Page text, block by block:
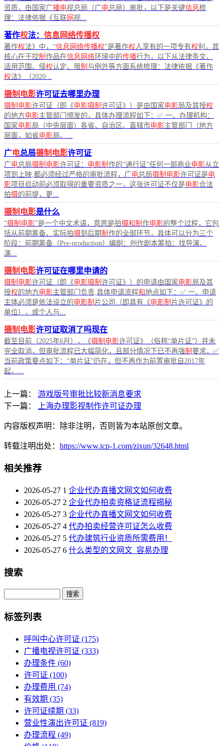
资质，由国家广播电视总局（广电总局）审批，以下是关键信息梳
理：法律依据《互联网 视...
著作权法： 信息网络传播权
著作权法》中，“信息网络传播权”是著作权人享有的一项专有权利，其
核心在于控制 作品在信息网络环境中的传播行为，以下从法律条文、
适用范围、侵权认定、限制 与例外等方面系统梳理：法律依据《著作
权法》（2020...
摄制电影许可证去哪里办理
摄制电影许可证（即《电影摄制 许可证》）是由国家电影局及其授权
的地方电影主管部门颁发的，具体办理流程如下：✅ 一、办理机构：
国家电影局（中央层面）各省、自治区、直辖市电影主管部门（地方
层面，如省电影局、...
广电总局摄制电影许可证
广电总局摄制电影许可证： 电影制 作的“通行证”任何一部商业电影从立
项到上映,都必须经过严格的审批流程，广电总局摄制电影许可证是电
影项目启动前必须取得的重要资质之一，这张许可证不仅是电影合法
拍摄的前提，更...
摄制电影是什么
“摄制电影”是一个中文术语，意思是拍摄和制 作电影的整个过程，它包
括从前期筹备、实际拍摄到后期制 作的全部环节，具体可以分为三个
阶段：前期筹备（Pre-production）编剧：创作剧本筹拍：找导演、
演...
摄制电影许可证在哪里申请的
摄制电影许可证（即《电影摄制 许可证》）的申请由国家电影局及其
授权的地方电影主管部门负责,具体申请流程和地点如下：✅ 一、申请
主体必须是依法设立的电影制 片公司（即具有《电影制 片许可证》的
单位），或个人与...
摄制电影许可证取消了吗现在
截至目前（2025年6月），《摄制电影许可证》（俗称“单片证”）并未
完全取消，但审批流程已大幅简化，且部分情况下已不再强制 要求，✅
当前政策要点如下：“单片证”仍在，但不再作为前置审批自2017年
起，...
上一篇：
游戏版号审批比较新消息要求
下一篇：
上海办理影视制作许可证办理
内容版权声明：除非注明，否则皆为本站原创文章。
转载注明出处： https://www.icp-1.com/zixun/32648.html
相关推荐
2026-05-27 1 企业代办直播文网文如何收费
2026-05-27 2 企业代办拍卖资格证流程揭秘
2026-05-27 3 企业代办直播文网文如何收费
2026-05-27 4 代办拍卖经营许可证怎么收费
2026-05-27 5 代办建筑行业资质所需费用！
2026-05-27 6 什么类型的文网文_容易办理
搜索
Search
标签列表
呼叫中心许可证 (175)
广播电视许可证 (333)
办理条件 (60)
许可证 (100)
办理费用 (74)
有效期 (35)
许可证续期 (33)
营业性演出许可证 (819)
办理流程 (49)